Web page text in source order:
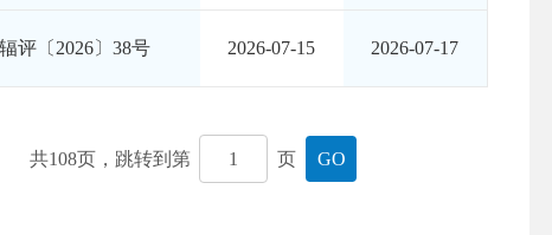
评〔2026〕38号 2026-07-15 2026-07-17
共108页，跳转到第 页 GO